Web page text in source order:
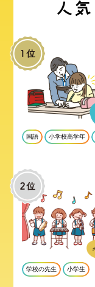
国語 小学校高学年
学校の先生 小学生